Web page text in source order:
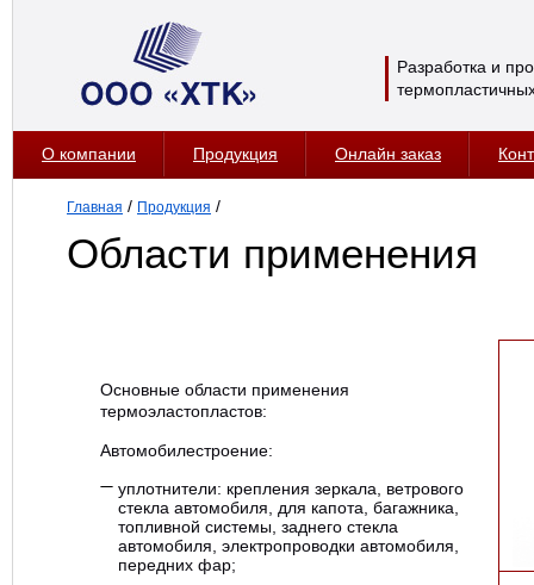
Разработка и
О компании Продукция Онлайн заказ
Главная / Продукция /
Области применения
Основные области применения
термоэластопластов:
Автомобилестроение:
уплотнители: крепления зеркала, ветрового
стекла автомобиля, для капота, багажника,
топливной системы, заднего стекла
автомобиля, электропроводки автомобиля,
передних фар;